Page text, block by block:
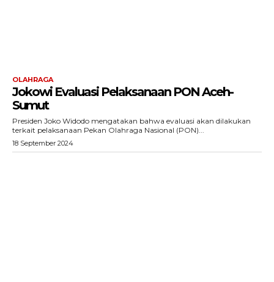
OLAHRAGA
Jokowi Evaluasi Pelaksanaan PON Aceh-
Sumut
Presiden Joko Widodo mengatakan bahwa evaluasi akan dilakukan
terkait pelaksanaan Pekan Olahraga Nasional (PON)...
18 September 2024